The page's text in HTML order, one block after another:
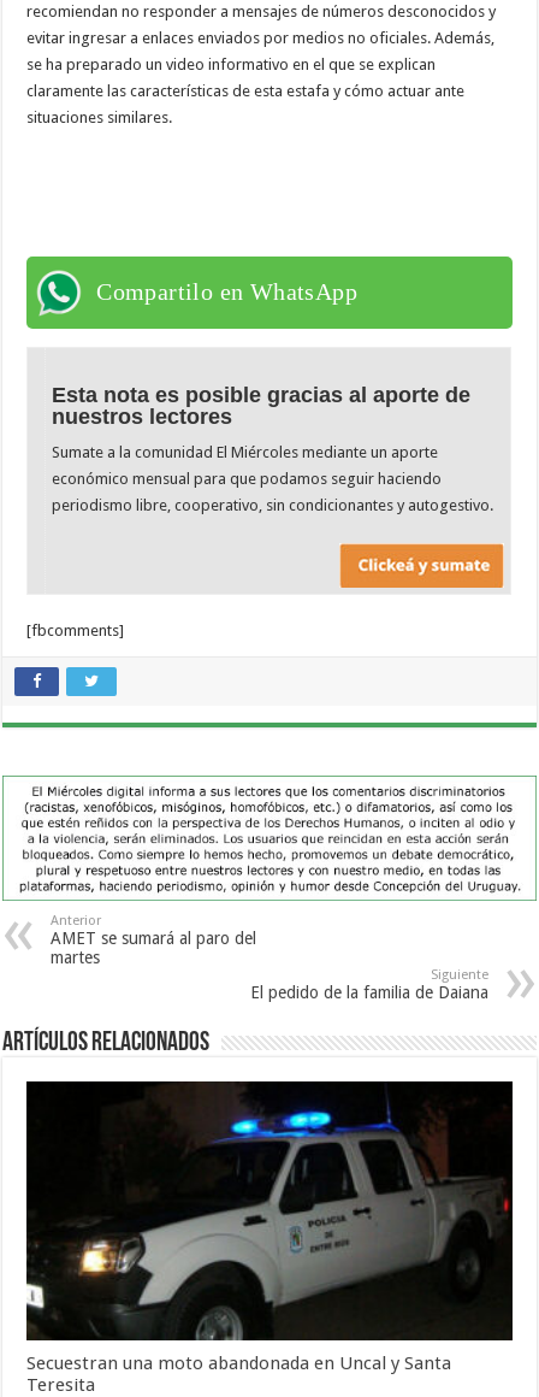
recomiendan no responder a mensajes de números desconocidos y
evitar ingresar a enlaces enviados por medios no oficiales. Además,
se ha preparado un video informativo en el que se explican
claramente las características de esta estafa y cómo actuar ante
situaciones similares.
Compartilo en WhatsApp
Esta nota es posible gracias al aporte de
nuestros lectores
Sumate a la comunidad El Miércoles mediante un aporte
económico mensual para que podamos seguir haciendo
periodismo libre, cooperativo, sin condicionantes y autogestivo.
[fbcomments]
Anterior
AMET se sumará al paro del
martes
Siguiente
El pedido de la familia de Daiana
Artículos Relacionados
Secuestran una moto abandonada en Uncal y Santa
Teresita